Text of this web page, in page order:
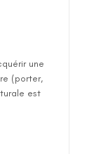
une
(porter,
est